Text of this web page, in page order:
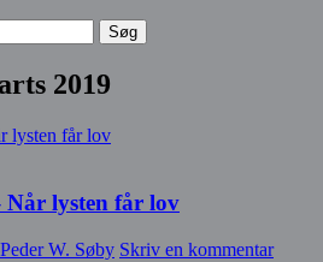
2019
Når lysten får lov
W. Søby Skriv en kommentar